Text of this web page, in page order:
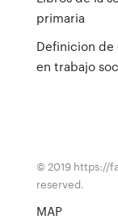
primaria
Definicion de
en trabajo
© 2019 https://
reserved.
MAP